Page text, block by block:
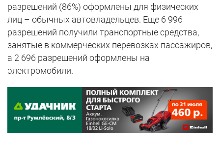
разрешений (86%) оформлены для физических
лиц – обычных автовладельцев. Еще 6 996
разрешений получили транспортные средства,
занятые в коммерческих перевозках пассажиров,
а 2 696 разрешений оформлены на
электромобили.